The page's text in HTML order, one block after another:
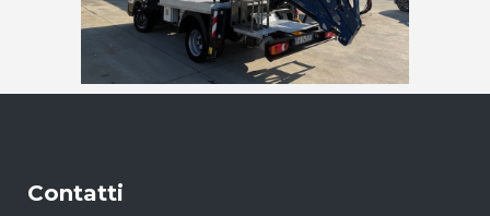
Contatti